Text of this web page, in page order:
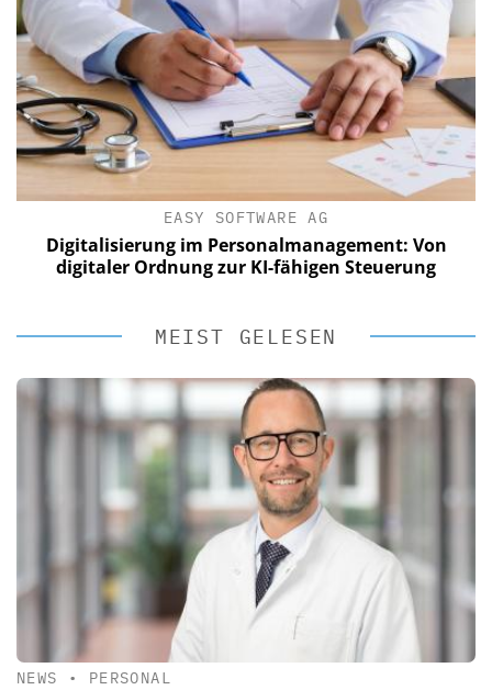
EASY SOFTWARE AG
Digitalisierung im Personalmanagement: Von
digitaler Ordnung zur KI-fähigen Steuerung
MEIST GELESEN
NEWS • PERSONAL